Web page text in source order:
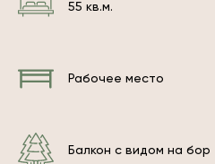
55 кв.м.
Рабочее место
Балкон с видом на бор